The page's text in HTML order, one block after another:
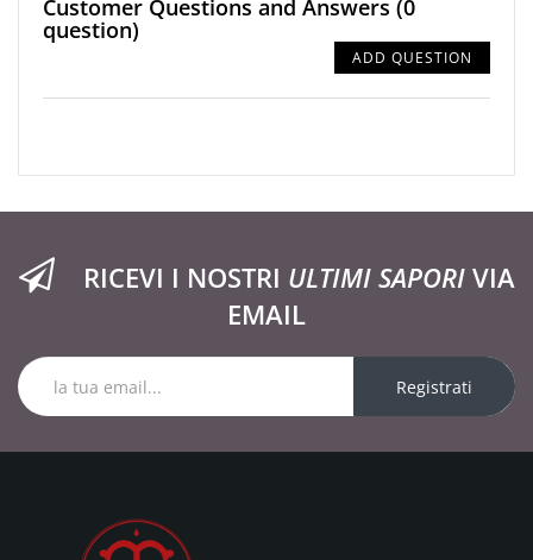
Customer Questions and Answers (0
question)
ADD QUESTION
RICEVI I NOSTRI ULTIMI SAPORIVIA
EMAIL
Registrati